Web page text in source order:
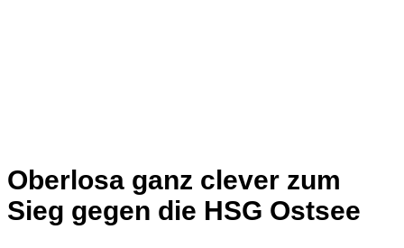
Oberlosa ganz clever zum
Sieg gegen die HSG Ostsee